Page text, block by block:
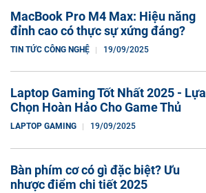
MacBook Pro M4 Max: Hiệu năng
đỉnh cao có thực sự xứng đáng?
TIN TỨC CÔNG NGHỆ 19/09/2025
Laptop Gaming Tốt Nhất 2025 - Lựa
Chọn Hoàn Hảo Cho Game Thủ
LAPTOP GAMING 19/09/2025
Bàn phím cơ có gì đặc biệt? Ưu
nhược điểm chi tiết 2025